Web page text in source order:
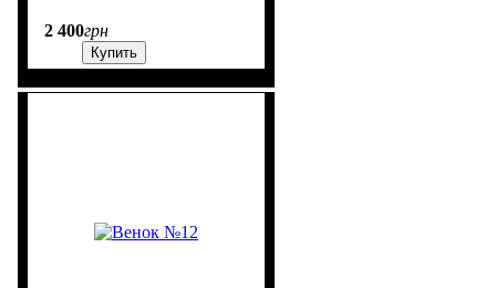
2 400грн
Купить